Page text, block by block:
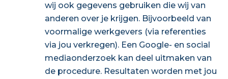
wij ook gegevens gebruiken die wij van
anderen over je krijgen. Bijvoorbeeld van
voormalige werkgevers (via referenties
via jou verkregen). Een Google- en social
mediaonderzoek kan deel uitmaken van
de procedure. Resultaten worden met jou